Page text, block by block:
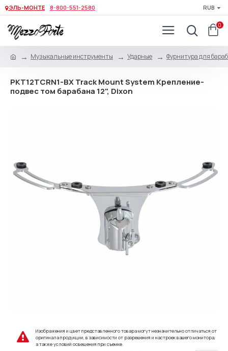
ЭЛЬ-МОНТЕ 8-800-551-2580 RUB
0
Музыкальные инструменты Ударные Фурнитура для
PKT12TCRN1-BX Track Mount System Крепление-
подвес том барабана 12", Dixon
Изображения и цвет представленного товара могут незначительно отличаться от
оригинала продукции, в зависимости от разрешения и настроек вашего монитора,
а также условий освещения при съемке.